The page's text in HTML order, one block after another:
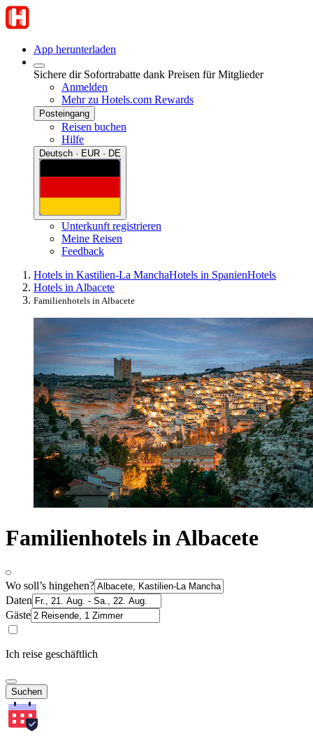
App herunterladen
Sichere dir Sofortrabatte dank Preisen für Mitglieder
Anmelden
Mehr zu Hotels.com Rewards
Posteingang
Reisen buchen
Hilfe
Deutsch · EUR · DE
Unterkunft registrieren
Meine Reisen
Feedback
Hotels in Kastilien-La ManchaHotels in SpanienHotels
Hotels in Albacete
Familienhotels in Albacete
Familienhotels in Albacete
Wo soll’s hingehen?
Daten
Gäste
Ich reise geschäftlich
Suchen